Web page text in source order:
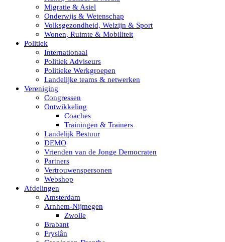
Migratie & Asiel
Onderwijs & Wetenschap
Volksgezondheid, Welzijn & Sport
Wonen, Ruimte & Mobiliteit
Politiek
Internationaal
Politiek Adviseurs
Politieke Werkgroepen
Landelijke teams & netwerken
Vereniging
Congressen
Ontwikkeling
Coaches
Trainingen & Trainers
Landelijk Bestuur
DEMO
Vrienden van de Jonge Democraten
Partners
Vertrouwenspersonen
Webshop
Afdelingen
Amsterdam
Arnhem-Nijmegen
Zwolle
Brabant
Fryslân